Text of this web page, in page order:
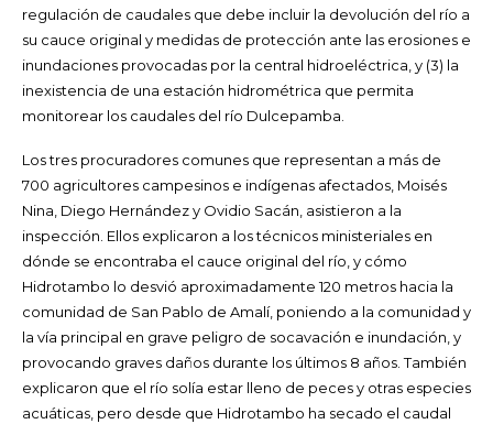
regulación de caudales que debe incluir la devolución del río a
su cauce original y medidas de protección ante las erosiones e
inundaciones provocadas por la central hidroeléctrica, y (3) la
inexistencia de una estación hidrométrica que permita
monitorear los caudales del río Dulcepamba.
Los tres procuradores comunes que representan a más de
700 agricultores campesinos e indígenas afectados, Moisés
Nina, Diego Hernández y Ovidio Sacán, asistieron a la
inspección. Ellos explicaron a los técnicos ministeriales en
dónde se encontraba el cauce original del río, y cómo
Hidrotambo lo desvió aproximadamente 120 metros hacia la
comunidad de San Pablo de Amalí, poniendo a la comunidad y
la vía principal en grave peligro de socavación e inundación, y
provocando graves daños durante los últimos 8 años. También
explicaron que el río solía estar lleno de peces y otras especies
acuáticas, pero desde que Hidrotambo ha secado el caudal